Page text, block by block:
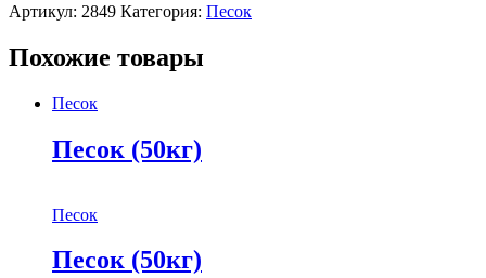
Артикул: 2849 Категория: Песок
Похожие товары
Песок
Песок (50кг)
Песок
Песок (50кг)